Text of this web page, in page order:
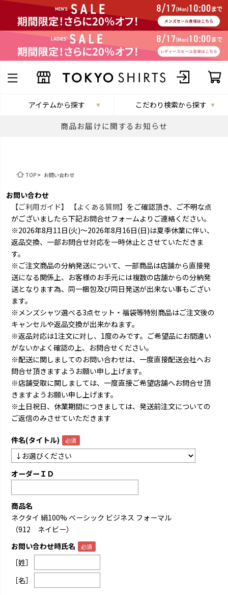
アイテムから探す こだわり検索から探す
商品お届けに関するお知らせ
TOP> お問い合わせ
お問い合わせ
【ご利用ガイド】
【よくある質問】 をご確認頂き、ご不明な点
がございましたら下記お問合せフォームよりご連絡ください。
※2026年8月11日(火)～2026年8月16日(日)は夏季休業に伴い、
返品交換、一部お問合せ対応を一時休止とさせていただきま
す。
※ご注文商品の分納発送について、一部商品は店舗から直接発
送になる関係上、お客様のお手元には複数の店舗からの分納発
送となります為、同一梱包及び同日発送が出来ない事もござい
ます。
※メンズシャツ選べる3点セット・福袋等特別商品はご注文後の
キャンセルや返品交換が出来かねます。
※返品対応は1注文に対し、1度のみです。ご希望品にお間違い
がないかよく確認の上、お問合せください。
※配送に関しましてのお問い合わせは、一度直接配送会社へお
問合せ頂きますようお願い申し上げます。
※店舗受取に関しましては、一度直接ご希望店舗へお問合せ頂
きますようお願い申し上げます。
※土日祝日、休業期間につきましては、発送前注文についての
ご返信のみさせていただきます
件名(タイトル)
オーダーＩＤ
商品名
ネクタイ 絹100% ベーシック ビジネス フォーマル
（912 ネイビー）
お問い合わせ時氏名
［姓］
［名］